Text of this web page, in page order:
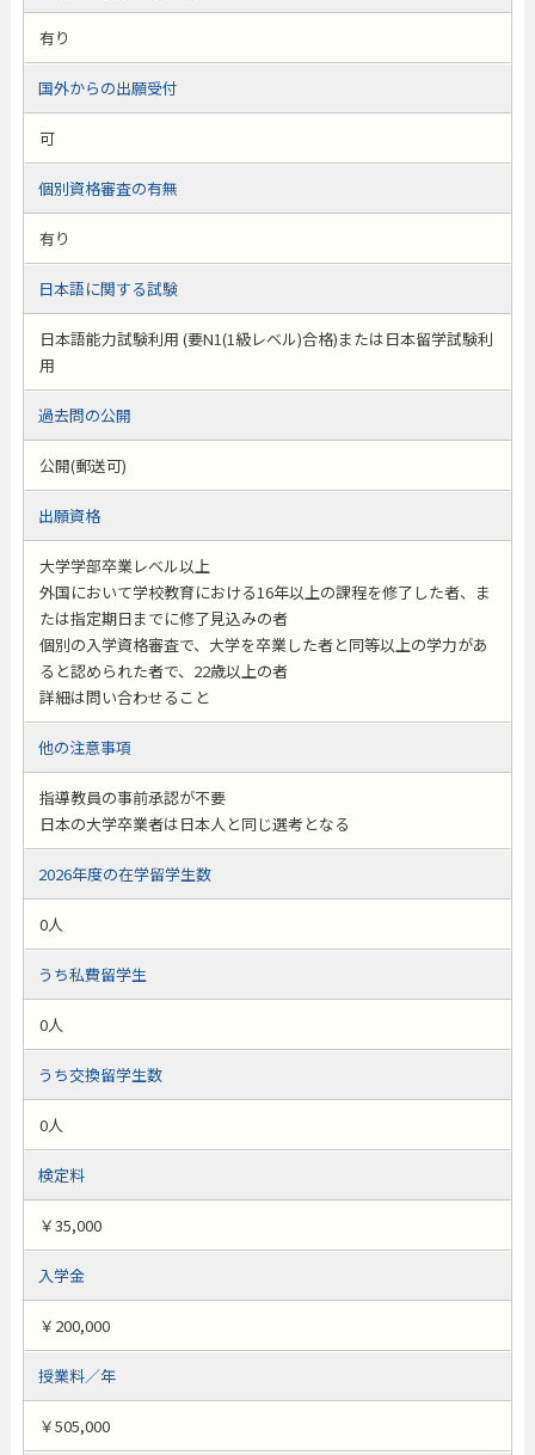
有り
国外からの出願受付
可
個別資格審査の有無
有り
日本語に関する試験
日本語能力試験利用 (要N1(1級レベル)合格)または日本留学試験利
用
過去問の公開
公開(郵送可)
出願資格
大学学部卒業レベル以上
外国において学校教育における16年以上の課程を修了した者、ま
たは指定期日までに修了見込みの者
個別の入学資格審査で、大学を卒業した者と同等以上の学力があ
ると認められた者で、22歳以上の者
詳細は問い合わせること
他の注意事項
指導教員の事前承認が不要
日本の大学卒業者は日本人と同じ選考となる
2026年度の在学留学生数
0人
うち私費留学生
0人
うち交換留学生数
0人
検定料
￥35,000
入学金
￥200,000
授業料／年
￥505,000